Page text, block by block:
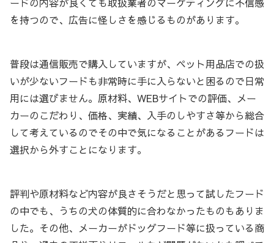
を持つので、広告に怪しさを感じるものがあります。
普段は通信販売で購入していますが、ペット用品店での扱
いが少ないフードも非常時に手に入らないと困るので日常
用には選びません。原材料、WEBサイトでの評価、メー
カーのこだわり、価格、実績、入手のしやすさ等から総合
して考えているのでその中で気になることがあるフードは
選択から外すことになります。
評判や原材料など内容が良さそうだと思って試したフード
の中でも、うちの犬の体質的に合わなかったものもありま
した。その他、メーカーがドッグフード等に扱っている商